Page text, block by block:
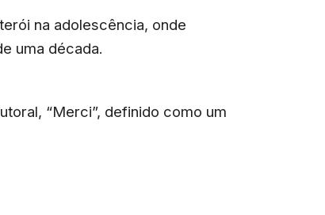
na adolescência, onde
uma década.
“Merci”, definido como um